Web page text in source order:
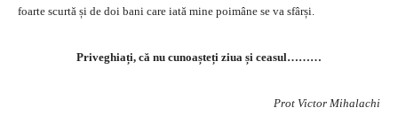
foarte scurtă și de doi bani care iată mine poimâne se va sfârși.
Priveghiați, că nu cunoașteți ziua și ceasul………
Prot Victor Mihalachi